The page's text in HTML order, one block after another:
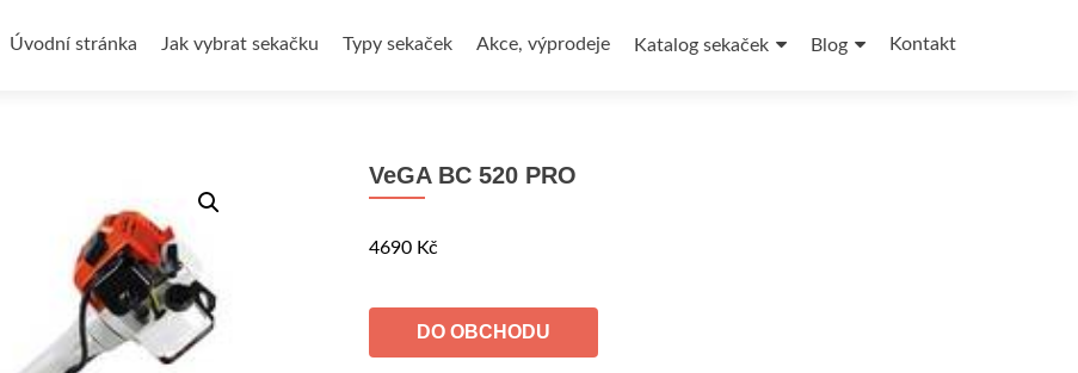
k
Úvodní stránka Jak vybrat sekačku Typy sekaček Akce, výprodeje Katalog sekaček Blog Kontakt
VeGA BC 520 PRO
4690 Kč
DO OBCHODU